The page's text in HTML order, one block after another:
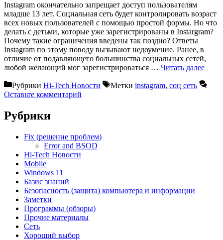
Instagram окончательно запрещает доступ пользователям
младше 13 лет. Социальная сеть будет контролировать возраст
всех новых пользователей с помощью простой формы. Но что
делать с детьми, которые уже зарегистрированы в Instargram?
Почему такие ограничения введены так поздно? Ответы
Instagram по этому поводу вызывают недоумение. Ранее, в
отличие от подавляющего большинства социальных сетей,
любой желающий мог зарегистрироваться … Читать далее
Рубрики Hi-Tech Новости Метки instagram, соц сеть
Оставьте комментарий
Рубрики
Fix (решение проблем)
Error and BSOD
Hi-Tech Новости
Mobile
Windows 11
Базис знаний
Безопасность (защита) компьютера и информации
Заметки
Программы (обзоры)
Прочие материалы
Сеть
Хороший выбор